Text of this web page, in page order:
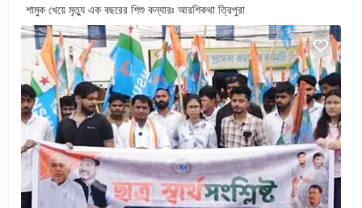
শামুক খেয়ে মৃত্যু এক বছরের শিশু কন্যারঃ আরশিকথা ত্রিপুরা